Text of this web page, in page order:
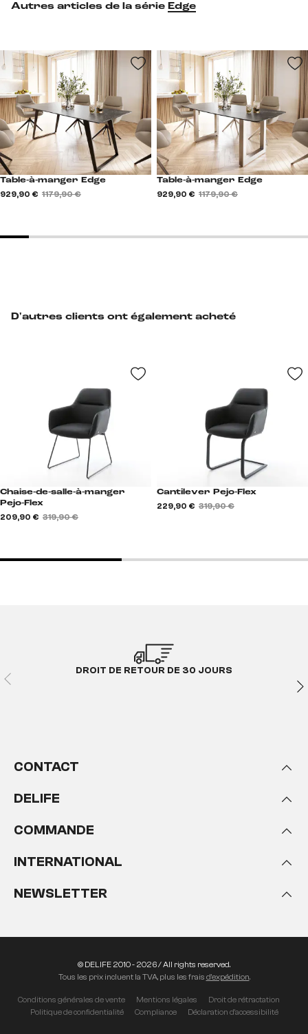
D'autres clients ont également acheté
Chaise-de-salle-à-manger
Pejo-Flex
209,90 € 319,90 €
Cantilever Pejo-Flex
229,90 € 319,90 €
Autres articles de la série Edge
Table-à-manger Edge
929,90 € 1 179,90 €
Table-à-manger Edge
929,90 € 1 179,90 €
DROIT DE RETOUR DE 30 JOURS
CONTACT
DELIFE
COMMANDE
INTERNATIONAL
NEWSLETTER
Conditions générales de vente Mentions légales
Droit de rétractation
Politique de confidentialité
Compliance Déclaration d'accessibilité
© DELIFE 2010 - 2026 / All rights reserved.
Tous les prix incluent la TVA, plus les frais d'expédition.